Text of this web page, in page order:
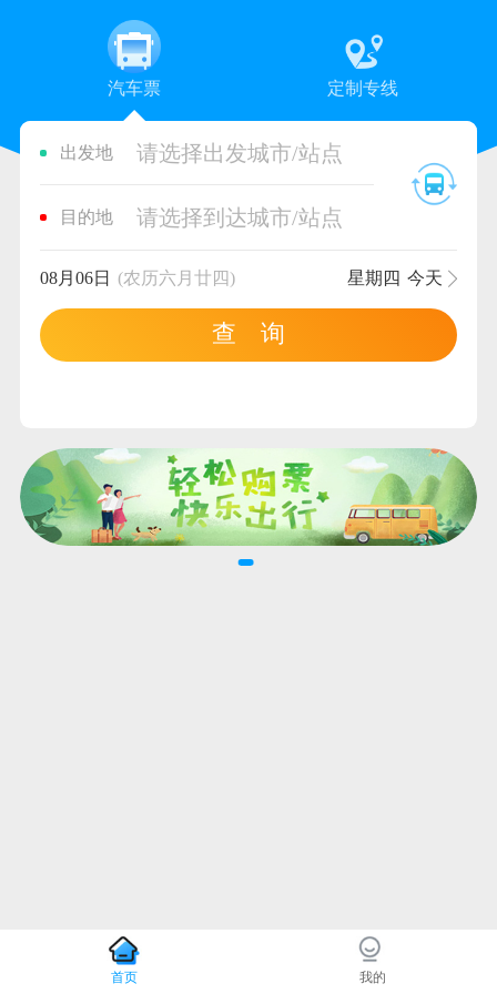
汽车票 定制专线
出发地 请选择出发城市/站点
目的地 请选择到达城市/站点
08月06日 (农历六月廿四) 星期四 今天
查 询
首页 我的